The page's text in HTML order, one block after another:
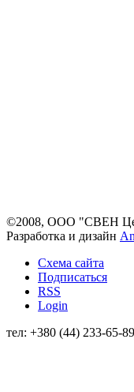
©2008, ООО "СВЕН
Разработка и дизайн
Схема сайта
Подписаться
RSS
Login
тел: +380 (44) 233-65-